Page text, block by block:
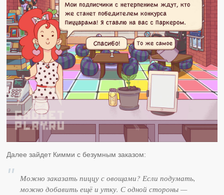
Далее зайдет Кимми с безумным заказом:
Можно заказать пиццу с овощами? Если подумать,
можно добавить ещё и утку. С одной стороны —